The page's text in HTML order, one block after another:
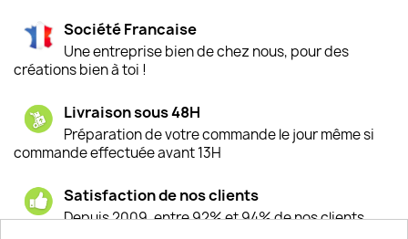
Société Francaise
Une entreprise bien de chez nous, pour des
créations bien à toi !
Livraison sous 48H
Préparation de votre commande le jour même si
commande effectuée avant 13H
Satisfaction de nos clients
Depuis 2009, entre 92% et 94% de nos clients